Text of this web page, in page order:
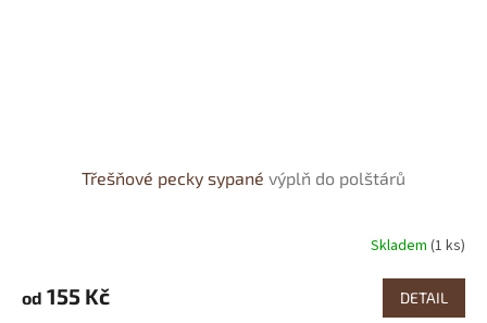
Třešňové pecky sypané výplň do polštárů
produktu
je
Skladem(1 ks)
od 155 Kč DETAIL